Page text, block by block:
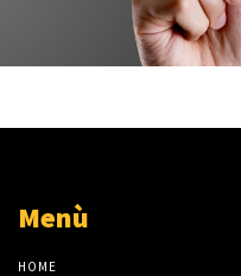
Menù
HOME